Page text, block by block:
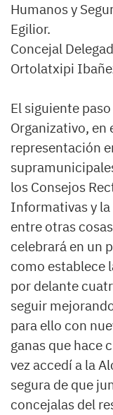
Humanos y
Egilior.
Concejal
Ortolatxipi
El siguiente
Organizativo, en
representación
los Consejos
Informativas y
entre otras
celebrará en un
como establece
por delante
seguir
para ello con
ganas que hace
vez accedí a la
segura de que
concejalas del